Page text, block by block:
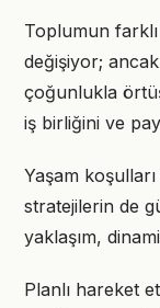
Toplumun farklı
değişiyor;
çoğunlukla
iş birliğini ve
Yaşam
stratejilerin de
yaklaşım,
Planlı hareket